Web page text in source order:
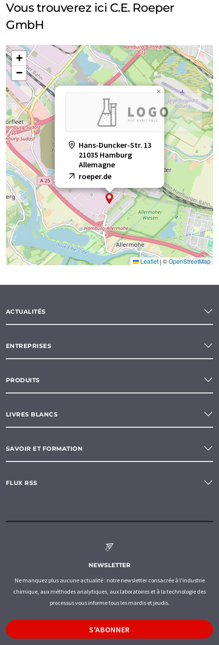
Vous trouverez ici C.E. Roeper
GmbH
Hans-Duncker-Str. 13
21035 Hamburg
Allemagne
roeper.de
×
+
−
Leaflet | ©OpenStreetMap
ACTUALITÉS
ENTREPRISES
PRODUITS
LIVRES BLANCS
SAVOIR ET FORMATION
FLUX RSS
NEWSLETTER
Ne manquez plus aucune actualité : notre newsletter consacrée à l'industrie
chimique, aux méthodes analytiques, aux laboratoires et à la technologie des
processus vous informe tous les mardis et jeudis.
S'ABONNER